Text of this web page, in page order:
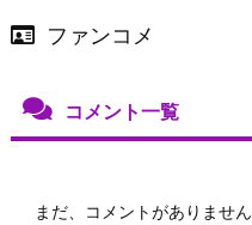
ファンコメ
コメント一覧
まだ、コメントがありません